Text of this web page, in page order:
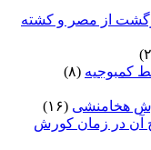
از مصر و کشته
کمبوجیه (۸)
هخامنشی (۱۶)
آن در زمان کورش